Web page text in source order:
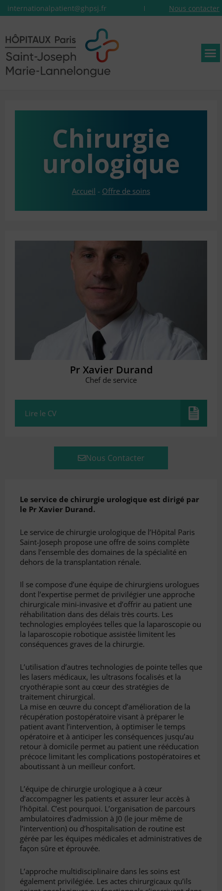
internationalpatient@ghpsj.fr Nous contacter
Chirurgie
urologique
Accueil - Offre de soins
Pr Xavier Durand
Chef de service
Lire le CV
Nous Contacter
Le service de chirurgie urologique est dirigé par
le Pr Xavier Durand.
Le service de chirurgie urologique de l’Hôpital Paris
Saint-Joseph propose une offre de soins complète
dans l’ensemble des domaines de la spécialité en
dehors de la transplantation rénale.
Il se compose d’une équipe de chirurgiens urologues
dont l’expertise permet de privilégier une approche
chirurgicale mini-invasive et d’offrir au patient une
réhabilitation dans des délais très courts. Les
technologies employées telles que la laparoscopie ou
la laparoscopie robotique assistée limitent les
conséquences graves de la chirurgie.
L’utilisation d’autres technologies de pointe telles que
les lasers médicaux, les ultrasons focalisés et la
cryothérapie sont au cœur des stratégies de
traitement chirurgical.
La mise en œuvre du concept d’amélioration de la
récupération postopératoire visant à préparer le
patient avant l’intervention, à optimiser le temps
opératoire et à anticiper les conséquences jusqu’au
retour à domicile permet au patient une rééducation
précoce limitant les complications postopératoires et
aboutissant à un meilleur confort.
L’équipe de chirurgie urologique a à cœur
d’accompagner les patients et assurer leur accès à
l’hôpital. C’est pourquoi. L’organisation de parcours
ambulatoires d’admission à J0 (le jour même de
l’intervention) ou d’hospitalisation de routine est
gérée par les équipes médicales et administratives de
façon sûre et éprouvée.
L’approche multidisciplinaire dans les soins est
également privilégiée. Les actes chirurgicaux qu’ils